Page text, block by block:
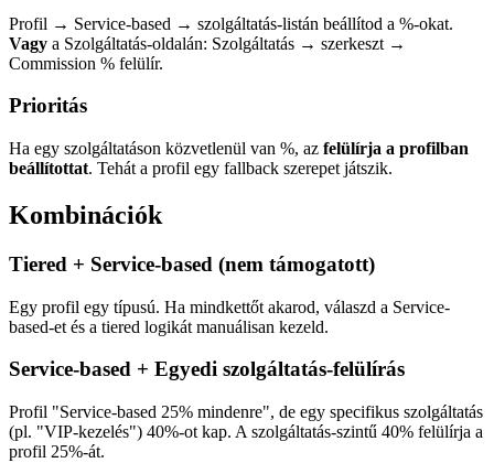
Profil → Service-based → szolgáltatás-listán beállítod a %-okat.
Vagy a Szolgáltatás-oldalán: Szolgáltatás → szerkeszt →
Commission % felülír.
Prioritás
Ha egy szolgáltatáson közvetlenül van %, az felülírja a profilban
beállítottat. Tehát a profil egy fallback szerepet játszik.
Kombinációk
Tiered + Service-based (nem támogatott)
Egy profil egy típusú. Ha mindkettőt akarod, válaszd a Service-
based-et és a tiered logikát manuálisan kezeld.
Service-based + Egyedi szolgáltatás-felülírás
Profil "Service-based 25% mindenre", de egy specifikus szolgáltatás
(pl. "VIP-kezelés") 40%-ot kap. A szolgáltatás-szintű 40% felülírja a
profil 25%-át.